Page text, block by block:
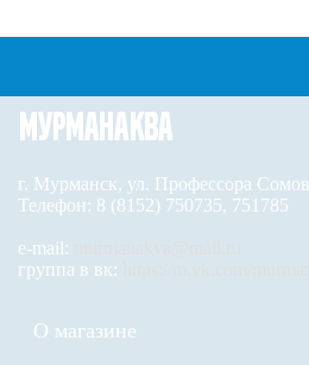
г. Мурманск, ул. Профессора
Телефон: 8 (8152) 750735, 751785
e-mail:
группа в вк:
О магазине